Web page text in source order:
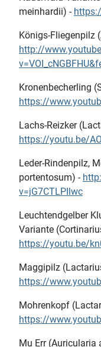
meinhardii) -
Königs-Fliegenpilz
http://
Kronenbecherling
https://
Lachs-Reizker
https://youtu.be/
Leder-Rindenpilz,
portentosum) -
v=jG7CTLPIlwc
Leuchtendgelber
Variante
https://youtu.be/
Maggipilz
https://
Mohrenkopf
https://
Mu Err (Auricularia